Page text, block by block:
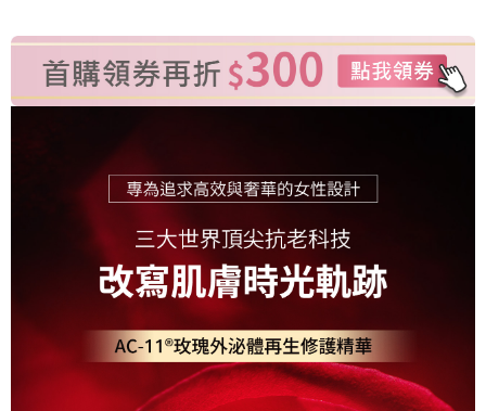
流程，驗證手機門號後，選擇欲分期的期數、繳款截止日，確認付款後即完
成交易。
3.實際核准額度、可分期數及費用金額請依後續交易確認頁面所載為準。
4.訂單成立30分鐘內，如未前往確認交易或遇審核未通過，訂單將自動取
【繳款方式說明】
1.分期款項不併入電信帳單，「大哥付你分期」於每月結算日後寄送繳費提
2.透過簡訊連結打開帳單後，可選擇「超商條碼／台灣大直營門市／銀行轉
帳／街口支付／iPASS MONEY」等通路繳費。
買賣價金債權讓與本公司後，依約使用本公司帳單繳交帳款。
2.基於同意付款使用「大哥付你分期」之契約關係目的，商店將以您的個人
資料（包含姓名、電話或地址）提供予台灣大哥大進項蒐集、處理及利用，
由本公司與您本人進行分期帳單所需資料之確認、核對及更正。
貨到付款
運送方式
每筆NT$100，滿NT$1(含以上)免運費
付款後全家取貨
每筆NT$100，滿NT$1(含以上)免運費
萊爾富取貨付款
付款後萊爾富取貨
每筆NT$100，滿NT$1,000(含以上)免運費